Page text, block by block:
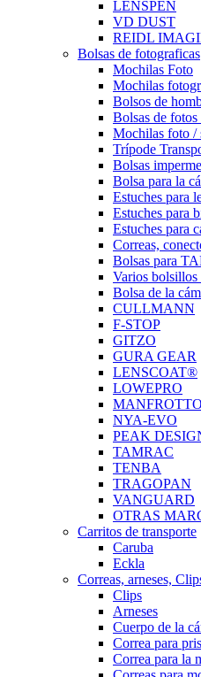
LENSPEN
VD DUST
REIDL
Bolsas de fotograficas
Mochilas Foto
Mochilas
Bolsos de
Bolsas de fotos
Mochilas foto /
Trípode
Bolsas
Bolsa para la
Estuches para
Estuches para
Estuches para
Correas,
Bolsas para
Varios bolsillos
Bolsa de la
CULLMANN
F-STOP
GITZO
GURA GEAR
LENSCOAT®
LOWEPRO
MANFROTTO
NYA-EVO
PEAK
TAMRAC
TENBA
TRAGOPAN
VANGUARD
OTRAS
Carritos de transporte
Caruba
Eckla
Correas, arneses,
Clips
Arneses
Cuerpo de la
Correa para
Correa para la